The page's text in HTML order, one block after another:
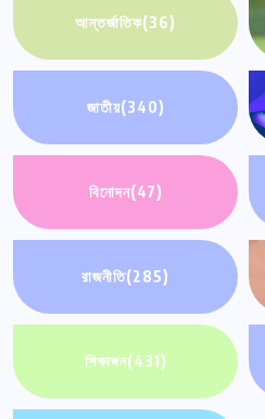
আন্তর্জাতিক(36)
জাতীয়(340)
বিনোদন(47)
রাজনীতি(285)
শিক্ষাঙ্গন(431)